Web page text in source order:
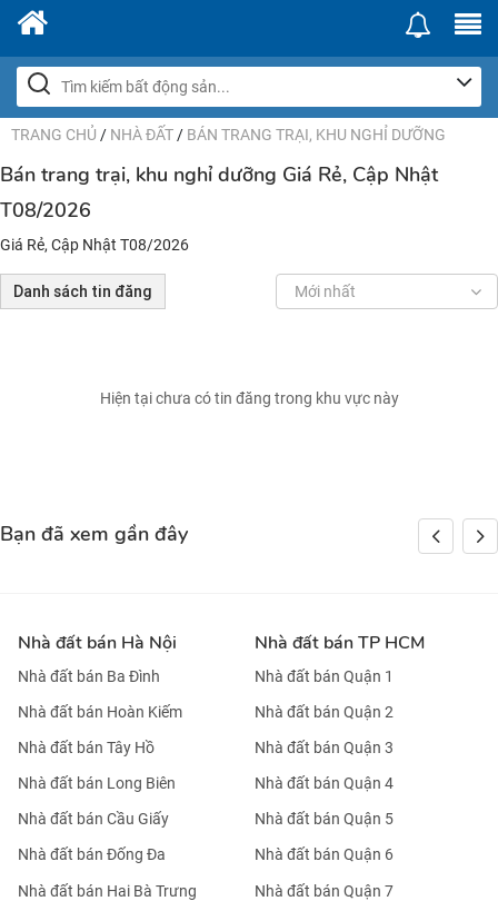
TRANG CHỦ / NHÀ ĐẤT / BÁN TRANG TRẠI, KHU NGHỈ DƯỠNG
Bán trang trại, khu nghỉ dưỡng Giá Rẻ, Cập Nhật
T08/2026
Giá Rẻ, Cập Nhật T08/2026
Danh sách tin đăng Mới nhất
Hiện tại chưa có tin đăng trong khu vực này
Bạn đã xem gần đây
Nhà đất bán Hà Nội
Nhà đất bán Ba Đình
Nhà đất bán Hoàn Kiếm
Nhà đất bán Tây Hồ
Nhà đất bán Long Biên
Nhà đất bán Cầu Giấy
Nhà đất bán Đống Đa
Nhà đất bán Hai Bà Trưng
Nhà đất bán TP HCM
Nhà đất bán Quận 1
Nhà đất bán Quận 2
Nhà đất bán Quận 3
Nhà đất bán Quận 4
Nhà đất bán Quận 5
Nhà đất bán Quận 6
Nhà đất bán Quận 7